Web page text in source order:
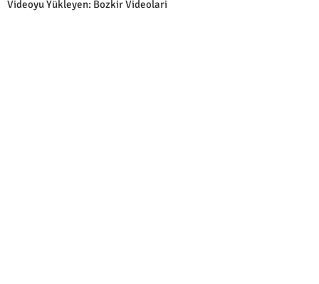
Videoyu Yükleyen: Bozkir Videolari